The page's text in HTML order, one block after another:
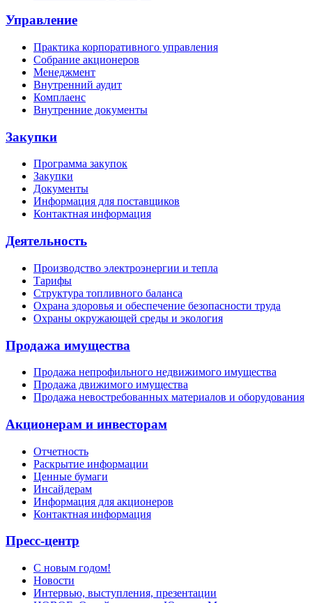
Управление
Практика корпоративного управления
Собрание акционеров
Менеджмент
Внутренний аудит
Комплаенс
Внутренние документы
Закупки
Программа закупок
Закупки
Документы
Информация для поставщиков
Контактная информация
Деятельность
Производство электроэнергии и тепла
Тарифы
Структура топливного баланса
Охрана здоровья и обеспечение безопасности труда
Охраны окружающей среды и экология
Продажа имущества
Продажа непрофильного недвижимого имущества
Продажа движимого имущества
Продажа невостребованных материалов и оборудования
Акционерам и инвесторам
Отчетность
Раскрытие информации
Ценные бумаги
Инсайдерам
Информация для акционеров
Контактная информация
Пресс-центр
С новым годом!
Новости
Интервью, выступления, презентации